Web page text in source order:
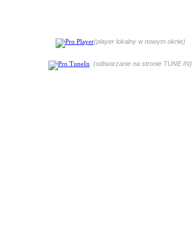
(player lokalny w nowym oknie)
(odtwarzanie na stronie TUNE IN)